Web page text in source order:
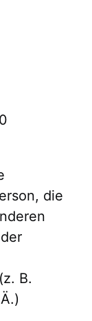
die
B.